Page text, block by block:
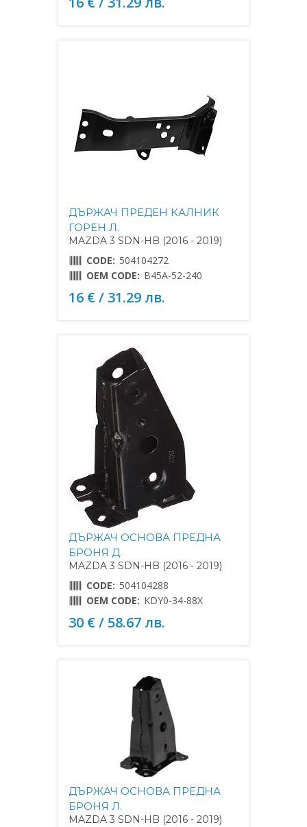
ДЪРЖАЧ ПРЕДЕН КАЛНИК
ГОРЕН Л.
MAZDA 3 SDN-HB (2016 - 2019)
CODE: 504104272
OEM CODE: B45A-52-240
16 € / 31.29 лв.
ДЪРЖАЧ ОСНОВА ПРЕДНА
БРОНЯ Д.
MAZDA 3 SDN-HB (2016 - 2019)
CODE: 504104288
OEM CODE: KDY0-34-88X
30 € / 58.67 лв.
ДЪРЖАЧ ОСНОВА ПРЕДНА
БРОНЯ Л.
MAZDA 3 SDN-HB (2016 - 2019)